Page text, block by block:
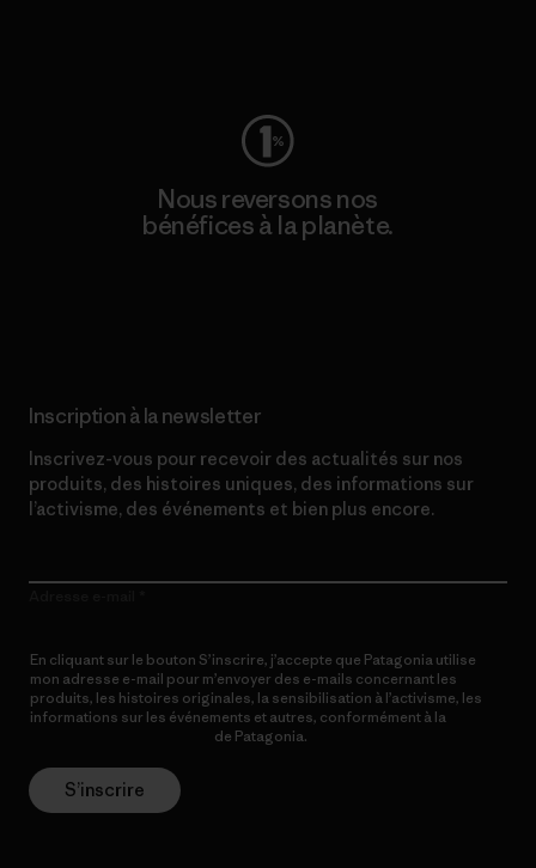
Nous reversons nos
bénéfices à la planète.
Inscription à la newsletter
Inscrivez-vous pour recevoir des actualités sur nos
produits, des histoires uniques, des informations sur
l’activisme, des événements et bien plus encore.
En cliquant sur le bouton S’inscrire, j’accepte que Patagonia utilise
mon adresse e-mail pour m’envoyer des e-mails concernant les
produits, les histoires originales, la sensibilisation à l’activisme, les
informations sur les événements et autres, conformément à la
de Patagonia.
S’inscrire